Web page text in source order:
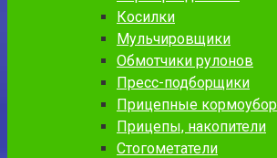
Косилки
Мульчировщики
Обмотчики рулонов
Пресс-подборщики
Прицепные
Прицепы, накопители
Стогометатели